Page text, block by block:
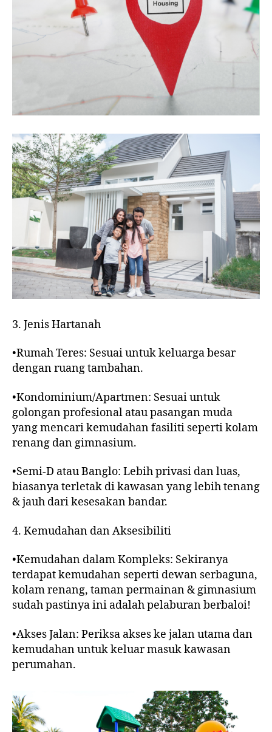
3. Jenis Hartanah
•Rumah Teres: Sesuai untuk keluarga besar
dengan ruang tambahan.
•Kondominium/Apartmen: Sesuai untuk
golongan profesional atau pasangan muda
yang mencari kemudahan fasiliti seperti kolam
renang dan gimnasium.
•Semi-D atau Banglo: Lebih privasi dan luas,
biasanya terletak di kawasan yang lebih tenang
& jauh dari kesesakan bandar.
4. Kemudahan dan Aksesibiliti
•Kemudahan dalam Kompleks: Sekiranya
terdapat kemudahan seperti dewan serbaguna,
kolam renang, taman permainan & gimnasium
sudah pastinya ini adalah pelaburan berbaloi!
•Akses Jalan: Periksa akses ke jalan utama dan
kemudahan untuk keluar masuk kawasan
perumahan.